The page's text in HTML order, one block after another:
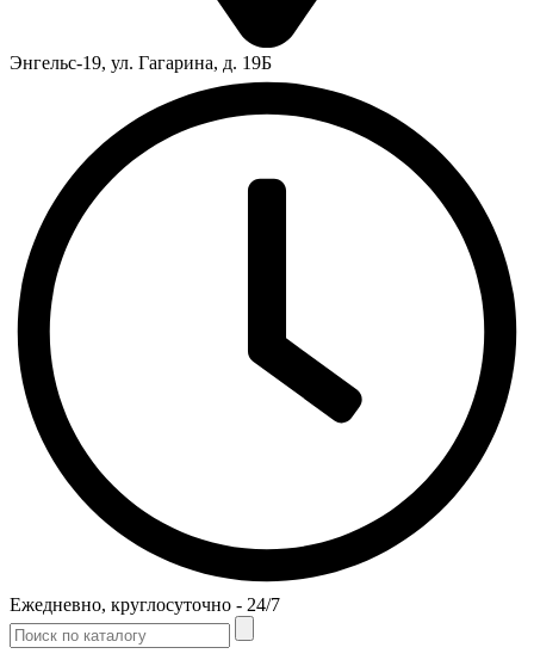
Энгельс-19, ул. Гагарина, д. 19Б
Ежедневно, круглосуточно - 24/7